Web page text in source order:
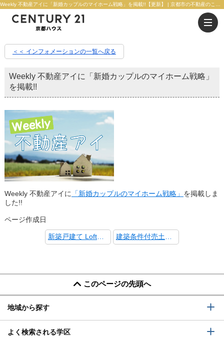
＜＜ インフォメーションの一覧へ戻る
Weekly 不動産アイに「新婚カップルのマイホーム戦略」
を掲載!!
Weekly 不動産アイに 「新婚カップルのマイホーム戦略」 を掲載しま
した!!
ページ作成日
新築戸建て LoftPia 唐橋赤金町Ⅱ5号地 商談中!! 建築条件付売土地 LoftPia 唐橋赤金町Ⅱ 4号地 商談中!!
このページの先頭へ
地域から探す
よく検索される学区